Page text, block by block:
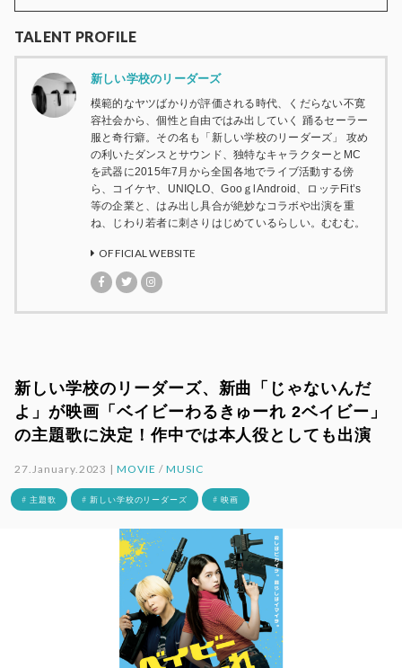
TALENT PROFILE
新しい学校のリーダーズ
模範的なヤツばかりが評価される時代、くだらない不寛
容社会から、個性と自由ではみ出していく 踊るセーラー
服と奇行癖。その名も「新しい学校のリーダーズ」 攻め
の利いたダンスとサウンド、独特なキャラクターとMC
を武器に2015年7月から全国各地でライブ活動する傍
ら、コイケヤ、UNIQLO、GooｇlAndroid、ロッテFit’s
等の企業と、はみ出し具合が絶妙なコラボや出演を重
ね、じわり若者に刺さりはじめているらしい。むむむ。
OFFICIAL WEBSITE
新しい学校のリーダーズ、新曲「じゃないんだ
よ」が映画「ベイビーわるきゅーれ 2ベイビー」
の主題歌に決定！作中では本人役としても出演
27.January.2023 |MOVIE / MUSIC
# 主題歌 # 新しい学校のリーダーズ # 映画